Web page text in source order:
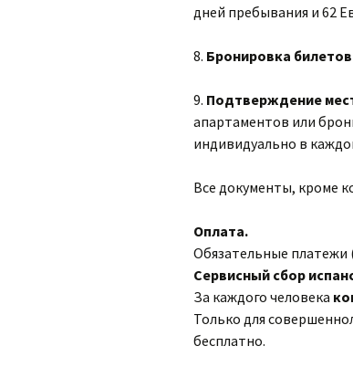
дней пребывания и 62
8. Бронировка
9. Подтверждение
апартаментов или
индивидуально в
Все документы, кроме
Оплата.
Обязательные платежи
Сервисный сбор
За каждого человека
Только для
бесплатно.